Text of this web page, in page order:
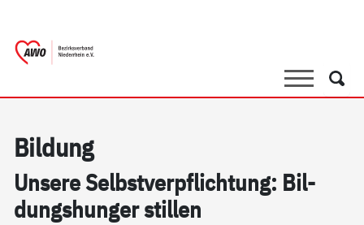
SucheSuche
Bil­dung
Un­se­re Selbst­verpf­lich­tung: Bil­
dungs­hun­ger stil­len